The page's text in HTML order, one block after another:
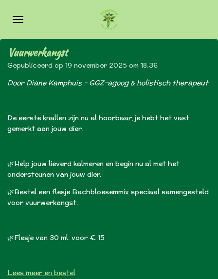
direct
hoofdinhoud
Vuurwerkangst
Gepubliceerd op 19 november 2025 om 18:36
Door Diane Kamphuis – GGZ-agoog & holistisch therapeut
De eerste knallen zijn nu al hoorbaar, je hebt het vast
gemerkt aan jouw dier.
🌿Help jouw lieverd kalmeren en begin nu al met het
ondersteunen van jouw dier.
🌿Bestel een flesje Bachbloesemmix speciaal samengesteld
voor vuurwerkangst.
🌿Flesje van 30 ml. voor € 15
Lees meer en bestel